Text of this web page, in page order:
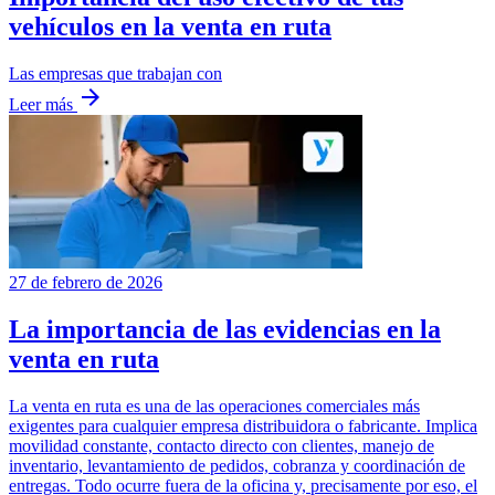
vehículos en la venta en ruta
Las empresas que trabajan con
Leer más arrow_forward
27 de febrero de 2026
La importancia de las evidencias en la
venta en ruta
La venta en ruta es una de las operaciones comerciales más
exigentes para cualquier empresa distribuidora o fabricante. Implica
movilidad constante, contacto directo con clientes, manejo de
inventario, levantamiento de pedidos, cobranza y coordinación de
entregas. Todo ocurre fuera de la oficina y, precisamente por eso, el